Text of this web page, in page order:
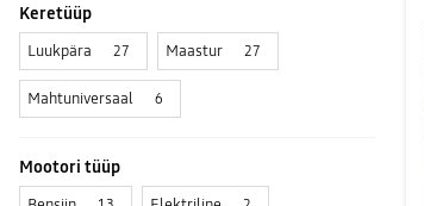
Keretüüp
Luukpära 27 Maastur 27
Mahtuniversaal 6
Mootori tüüp